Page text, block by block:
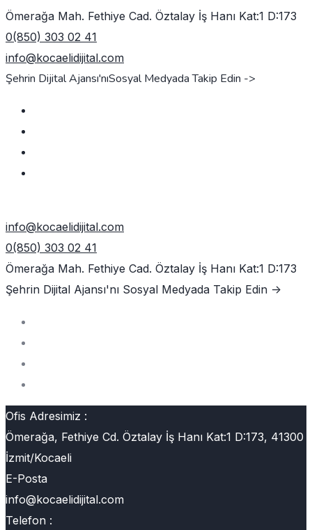
Ömerağa Mah. Fethiye Cad. Öztalay İş Hanı Kat:1 D:173
0(850) 303 02 41
info@kocaelidijital.com
Şehrin Dijital Ajansı'nıSosyal Medyada Takip Edin ->
info@kocaelidijital.com
0(850) 303 02 41
Ömerağa Mah. Fethiye Cad. Öztalay İş Hanı Kat:1 D:173
Şehrin Dijital Ajansı'nı Sosyal Medyada Takip Edin ->
Ofis Adresimiz :
Ömerağa, Fethiye Cd. Öztalay İş Hanı Kat:1 D:173, 41300
İzmit/Kocaeli
E-Posta
info@kocaelidijital.com
Telefon :